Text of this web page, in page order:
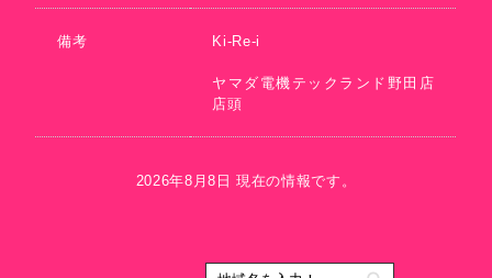
備考 Ki-Re-i
ヤマダ電機テックランド野田店
店頭
2026年8月8日 現在の情報です。